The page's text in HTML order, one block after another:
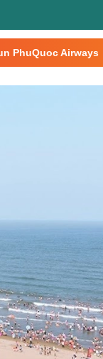
PhuQuoc Airways